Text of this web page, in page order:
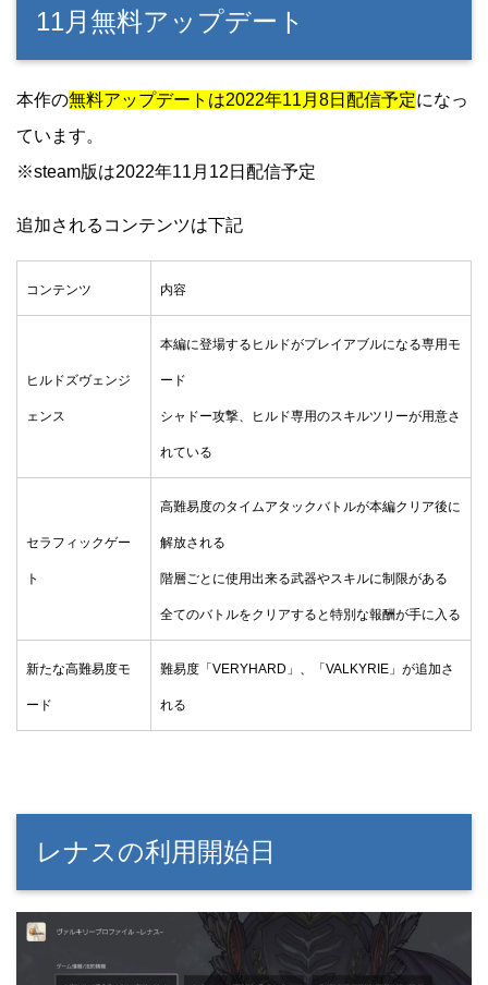
11月無料アップデート
本作の無料アップデートは2022年11月8日配信予定になっ
ています。
※steam版は2022年11月12日配信予定
追加されるコンテンツは下記
コンテンツ 内容
ヒルドズヴェンジ
ェンス
本編に登場するヒルドがプレイアブルになる専用モ
ード
シャドー攻撃、ヒルド専用のスキルツリーが用意さ
れている
セラフィックゲー
ト
高難易度のタイムアタックバトルが本編クリア後に
解放される
階層ごとに使用出来る武器やスキルに制限がある
全てのバトルをクリアすると特別な報酬が手に入る
新たな高難易度モ
ード
難易度「VERYHARD」、「VALKYRIE」が追加さ
れる
レナスの利用開始日